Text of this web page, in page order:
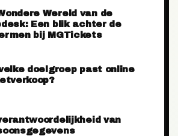
Wereld van de
Een blik achter de
bij MGTickets
doelgroep past online
van